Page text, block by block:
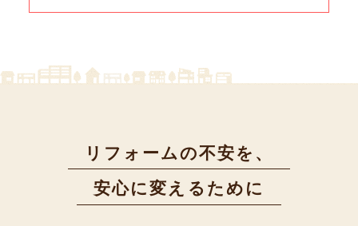
リフォームの不安を、
安心に変えるために